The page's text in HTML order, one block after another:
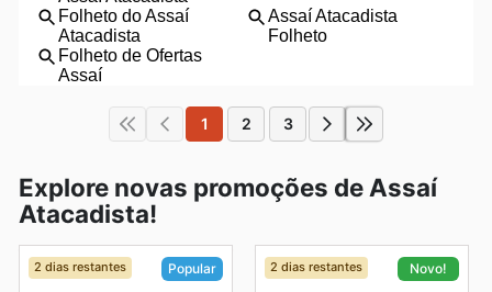
1 2 3
Explore novas promoções de Assaí
Atacadista!
2 dias restantes Popular 2 dias restantes Novo!